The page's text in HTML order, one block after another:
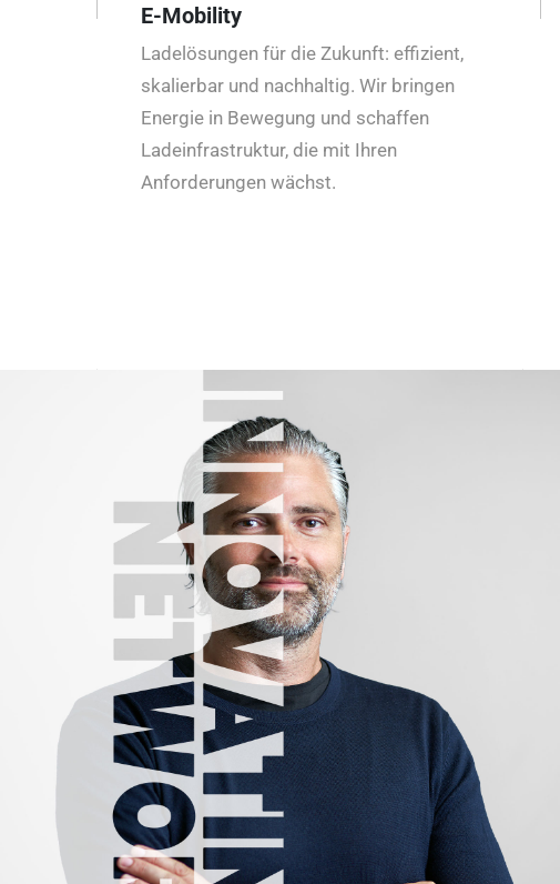
E-Mobility
Ladelösungen für die Zukunft: effizient,
skalierbar und nachhaltig. Wir bringen
Energie in Bewegung und schaffen
Ladeinfrastruktur, die mit Ihren
Anforderungen wächst.